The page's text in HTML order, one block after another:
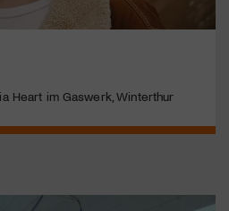
Heart im Gaswerk, Winterthur